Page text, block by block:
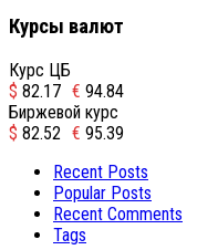
Курсы валют
Курс ЦБ
$ 82.17 € 94.84
Биржевой курс
$ 82.52 € 95.39
Recent Posts
Popular Posts
Recent Comments
Tags